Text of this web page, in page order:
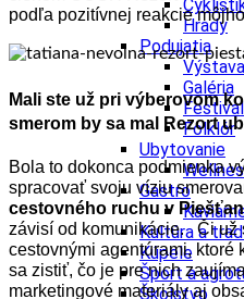
Hrady
Podujatia
Výstava
Galéria
Festival
Folklór
Ubytovanie
Gastro
Kultúra a
Kúpele
Šport a
Školstvo
podľa pozitívnej reakcie
Mali ste už pri výberovom
smerom by sa mal Rezort
Bola to dokonca podmienka
spracovať svoju víziu
cestovného ruchu v
závisí od komunikácie. Či už
cestovnými agentúrami, ktoré
sa zistiť, čo je pre nich
marketingové materiály aj